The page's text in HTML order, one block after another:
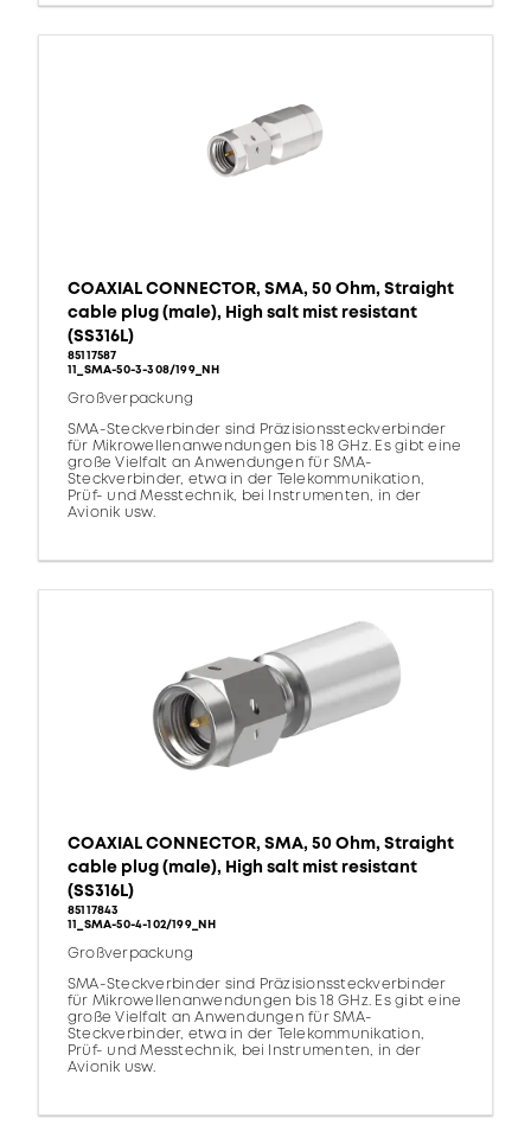
COAXIAL CONNECTOR, SMA, 50 Ohm, Straight
cable plug (male), High salt mist resistant
(SS316L)
85117587
11_SMA-50-3-308/199_NH
Großverpackung
SMA-Steckverbinder sind Präzisionssteckverbinder
für Mikrowellenanwendungen bis 18 GHz. Es gibt eine
große Vielfalt an Anwendungen für SMA-
Steckverbinder, etwa in der Telekommunikation,
Prüf- und Messtechnik, bei Instrumenten, in der
Avionik usw.
COAXIAL CONNECTOR, SMA, 50 Ohm, Straight
cable plug (male), High salt mist resistant
(SS316L)
85117843
11_SMA-50-4-102/199_NH
Großverpackung
SMA-Steckverbinder sind Präzisionssteckverbinder
für Mikrowellenanwendungen bis 18 GHz. Es gibt eine
große Vielfalt an Anwendungen für SMA-
Steckverbinder, etwa in der Telekommunikation,
Prüf- und Messtechnik, bei Instrumenten, in der
Avionik usw.